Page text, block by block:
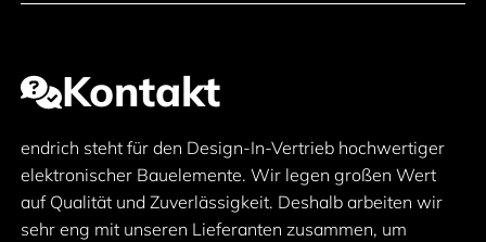
Kontakt
endrich steht für den Design-In-Vertrieb hochwertiger
elektronischer Bauelemente. Wir legen großen Wert
auf Qualität und Zuverlässigkeit. Deshalb arbeiten wir
sehr eng mit unseren Lieferanten zusammen, um